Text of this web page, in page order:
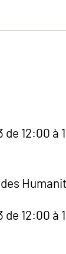
12:00 à
12:00 à